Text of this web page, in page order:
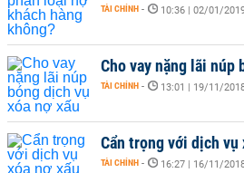
TÀI CHÍNH - 10:36 | 02/01/
Cho vay nặng lãi núp
TÀI CHÍNH - 13:01 | 19/11/
Cẩn trọng với dịch vụ
TÀI CHÍNH - 16:27 | 16/11/